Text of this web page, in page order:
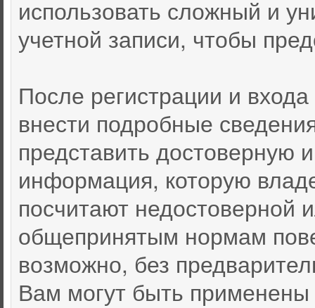
использовать сложный и
учетной записи, чтобы
После регистрации и
внести подробные
представить
информация, которую
посчитают недостоверной
общепринятым нормам
возможно, без
Вам могут быть